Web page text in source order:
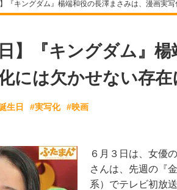
】『キングダム』楊端和役の長澤まさみは、漫画実
】『キングダム』
には欠かせない存在
生日 #実写化 #映画
６月３日は、女優
さんは、先週の『
系）でテレビ初放